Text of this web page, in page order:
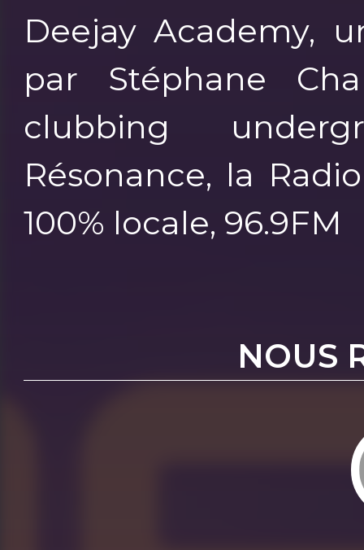
Deejay Academy,
par Stéphane
clubbing
Résonance, la
100% locale, 96.9FM
NOUS